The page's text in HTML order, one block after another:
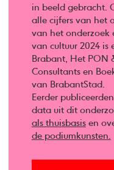
in beeld gebracht.
alle cijfers van het
van het onderzoek
van cultuur 2024 is
Brabant, Het PON
Consultants en
van BrabantStad.
Eerder
data uit dit
als thuisbasisen
de podiumkunsten.